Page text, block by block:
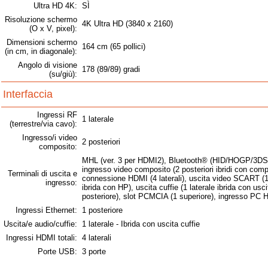
Ultra HD 4K: SÌ
Risoluzione schermo
(O x V, pixel):
4K Ultra HD (3840 x 2160)
Dimensioni schermo
(in cm, in diagonale):
164 cm (65 pollici)
Angolo di visione
(su/giù):
178 (89/89) gradi
Interfaccia
Ingressi RF
(terrestre/via cavo):
1 laterale
Ingresso/i video
composito:
2 posteriori
Terminali di uscita e
ingresso:
MHL (ver. 3 per HDMI2), Bluetooth® (HID/HOGP/
ingresso video composito (2 posteriori ibridi con
connessione HDMI (4 laterali), uscita video SCART
ibrida con HP), uscita cuffie (1 laterale ibrida con
posteriore), slot PCMCIA (1 superiore), ingresso PC
Ingressi Ethernet:
1 posteriore
Uscita/e audio/cuffie:
1 laterale - Ibrida con uscita cuffie
Ingressi HDMI totali: 4 laterali
Porte USB: 3 porte